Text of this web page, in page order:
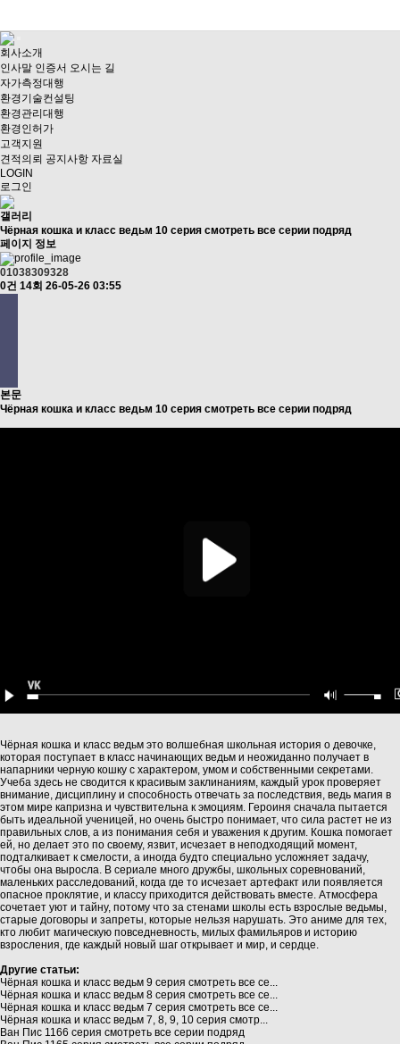
회사소개
인사말 인증서 오시는 길
자가측정대행
환경기술컨설팅
환경관리대행
환경인허가
고객지원
견적의뢰 공지사항 자료실
LOGIN
로그인
갤러리
Чёрная кошка и класс ведьм 10 серия смотреть все серии подряд
페이지 정보
01038309328
0건 14회 26-05-26 03:55
본문
Чёрная кошка и класс ведьм 10 серия смотреть все серии подряд
Чёрная кошка и класс ведьм это волшебная школьная история о девочке,
которая поступает в класс начинающих ведьм и неожиданно получает в
напарники черную кошку с характером, умом и собственными секретами.
Учеба здесь не сводится к красивым заклинаниям, каждый урок проверяет
внимание, дисциплину и способность отвечать за последствия, ведь магия в
этом мире капризна и чувствительна к эмоциям. Героиня сначала пытается
быть идеальной ученицей, но очень быстро понимает, что сила растет не из
правильных слов, а из понимания себя и уважения к другим. Кошка помогает
ей, но делает это по своему, язвит, исчезает в неподходящий момент,
подталкивает к смелости, а иногда будто специально усложняет задачу,
чтобы она выросла. В сериале много дружбы, школьных соревнований,
маленьких расследований, когда где то исчезает артефакт или появляется
опасное проклятие, и классу приходится действовать вместе. Атмосфера
сочетает уют и тайну, потому что за стенами школы есть взрослые ведьмы,
старые договоры и запреты, которые нельзя нарушать. Это аниме для тех,
кто любит магическую повседневность, милых фамильяров и историю
взросления, где каждый новый шаг открывает и мир, и сердце.
Другие статьи:
Чёрная кошка и класс ведьм 9 серия смотреть все се...
Чёрная кошка и класс ведьм 8 серия смотреть все се...
Чёрная кошка и класс ведьм 7 серия смотреть все се...
Чёрная кошка и класс ведьм 7, 8, 9, 10 серия смотр...
Ван Пис 1166 серия смотреть все серии подряд